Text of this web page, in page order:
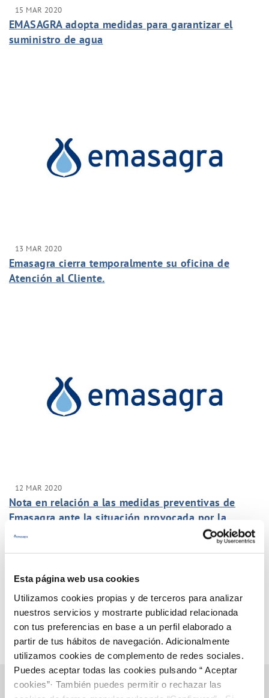
Esta página web usa cookies
Utilizamos cookies propias y de terceros para analizar
nuestros servicios y mostrarte publicidad relacionada
con tus preferencias en base a un perfil elaborado a
partir de tus hábitos de navegación. Adicionalmente
utilizamos cookies de complemento de redes sociales.
Puedes aceptar todas las cookies pulsando “ Aceptar
cookies”· También puedes permitir o rechazar las
15 MAR 2020
EMASAGRA adopta medidas para garantizar el
suministro de agua
13 MAR 2020
Emasagra cierra temporalmente su oficina de
Atención al Cliente.
12 MAR 2020
Nota en relación a las medidas preventivas de
Emasagra ante la situación provocada por la
aparición del COVID-19.
Página 23 de 33
Anterior Siguiente